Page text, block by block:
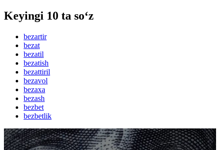
Keyingi 10 ta so‘z
bezartir
bezat
bezatil
bezatish
bezattiril
bezavol
bezaxa
bezash
bezbet
bezbetlik